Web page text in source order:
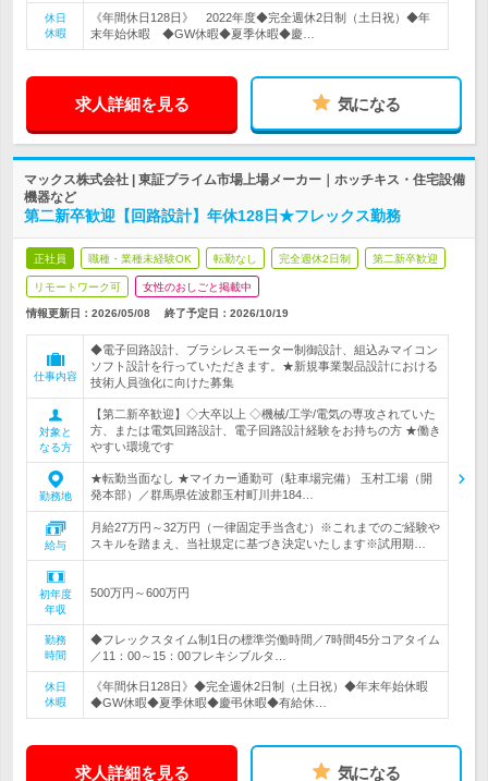
休日
休暇
《年間休日128日》 2022年度◆完全週休2日制（土日祝）◆年
末年始休暇 ◆GW休暇◆夏季休暇◆慶…
求人詳細を見る 気になる
マックス株式会社 | 東証プライム市場上場メーカー｜ホッチキス・住宅設備
機器など
第二新卒歓迎【回路設計】年休128日★フレックス勤務
正社員 職種・業種未経験OK 転勤なし 完全週休2日制 第二新卒歓迎
リモートワーク可 女性のおしごと掲載中
情報更新日：2026/05/08 終了予定日： 2026/10/19
仕事内容
◆電子回路設計、ブラシレスモーター制御設計、組込みマイコン
ソフト設計を行っていただきます。★新規事業製品設計における
技術人員強化に向けた募集
対象と
なる方
【第二新卒歓迎】◇大卒以上 ◇機械/工学/電気の専攻されていた
方、または電気回路設計、電子回路設計経験をお持ちの方 ★働き
やすい環境です
勤務地
★転勤当面なし ★マイカー通勤可（駐車場完備） 玉村工場（開
発本部）／群馬県佐波郡玉村町川井184…
給与
月給27万円～32万円（一律固定手当含む）※これまでのご経験や
スキルを踏まえ、当社規定に基づき決定いたします※試用期…
初年度
年収
500万円～600万円
勤務
時間
◆フレックスタイム制1日の標準労働時間／7時間45分コアタイム
／11：00～15：00フレキシブルタ…
休日
休暇
《年間休日128日》◆完全週休2日制（土日祝）◆年末年始休暇
◆GW休暇◆夏季休暇◆慶弔休暇◆有給休…
求人詳細を見る 気になる